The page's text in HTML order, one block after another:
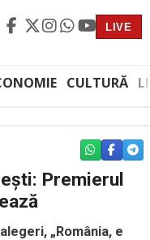
LIVE
CULTURĂ
WHATSAPP
Premierul
„România, e